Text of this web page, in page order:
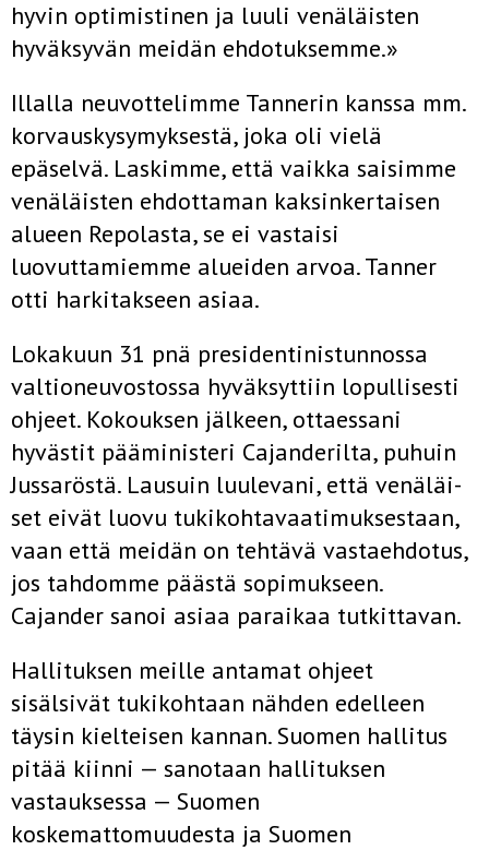
hyvin optimistinen ja luuli venäläisten
hyväksyvän meidän ehdotuksemme.»
Illalla neuvottelimme Tannerin kanssa mm.
korvauskysymyksestä, joka oli vielä
epäselvä. Laskimme, että vaikka saisimme
venäläisten ehdottaman kaksinkertaisen
alueen Repolasta, se ei vastaisi
luovuttamiemme alueiden arvoa. Tanner
otti harkitakseen asiaa.
Lokakuun 31 pnä presidentinistunnossa
valtioneuvostossa hyväksyt­tiin lopullisesti
ohjeet. Kokouksen jälkeen, ottaessani
hyvästit päämi­nisteri Cajanderilta, puhuin
Jussaröstä. Lausuin luulevani, että venäläi­
set eivät luovu tukikohtavaatimuksestaan,
vaan että meidän on teh­tävä vastaehdotus,
jos tahdomme päästä sopimukseen.
Cajander sanoi asiaa paraikaa tutkittavan.
Hallituksen meille antamat ohjeet
sisälsivät tukikohtaan nähden edelleen
täysin kielteisen kannan. Suomen hallitus
pitää kiinni — sanotaan hallituksen
vastauksessa — Suomen
koskemattomuudesta ja Suo­men